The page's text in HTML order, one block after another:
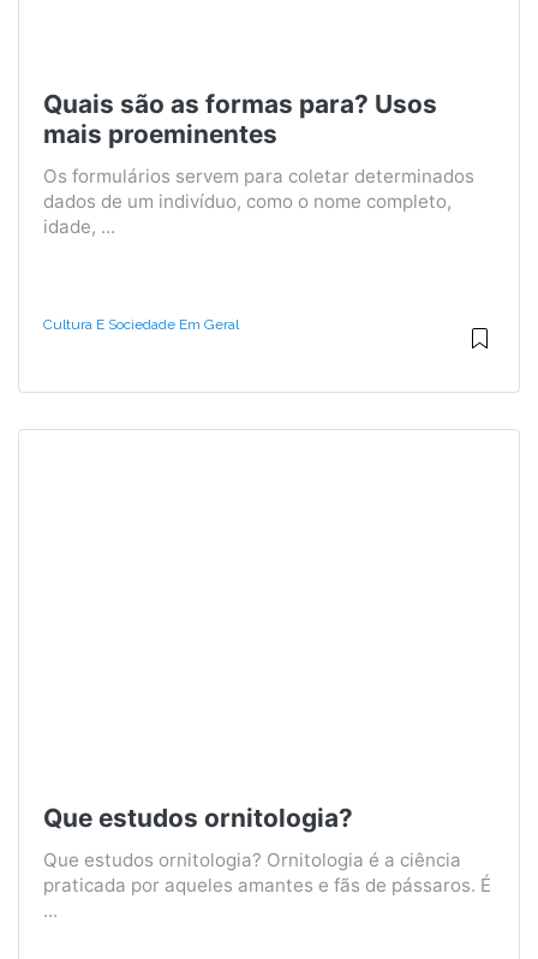
Quais são as formas para? Usos
mais proeminentes
Os formulários servem para coletar determinados
dados de um indivíduo, como o nome completo,
idade, ...
Cultura E Sociedade Em Geral
Que estudos ornitologia?
Que estudos ornitologia? Ornitologia é a ciência
praticada por aqueles amantes e fãs de pássaros. É
...